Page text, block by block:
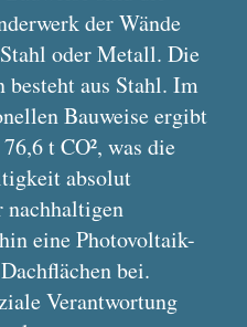
der Wände
oder Metall. Die
aus Stahl. Im
Bauweise ergibt
t CO², was die
absolut
eine Photovoltaik-
bei.
Verantwortung